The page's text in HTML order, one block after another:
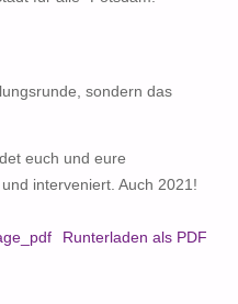
sondern das
euch und eure
interveniert. Auch 2021!
Runterladen als PDF